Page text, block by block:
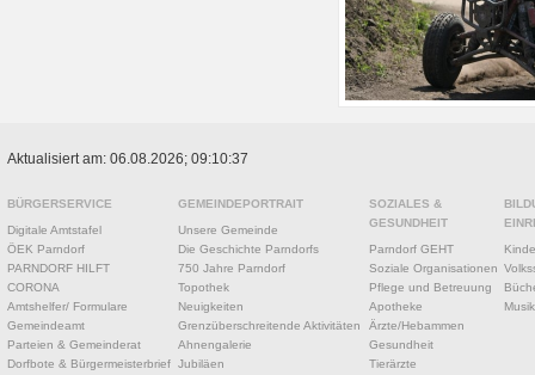
Aktualisiert am: 06.08.2026; 09:10:37
BÜRGERSERVICE
Digitale Amtstafel
ÖEK Parndorf
PARNDORF HILFT
CORONA
Amtshelfer/ Formulare
Gemeindeamt
Parteien & Gemeinderat
Dorfbote & Bürgermeisterbrief
GEMEINDEPORTRAIT
Unsere Gemeinde
Die Geschichte Parndorfs
750 Jahre Parndorf
Topothek
Neuigkeiten
Grenzüberschreitende Aktivitäten
Ahnengalerie
Jubiläen
SOZIALES &
GESUNDHEIT
Parndorf GEHT
Soziale Organisationen
Pflege und Betreuung
Apotheke
Ärzte/Hebammen
Gesundheit
Tierärzte